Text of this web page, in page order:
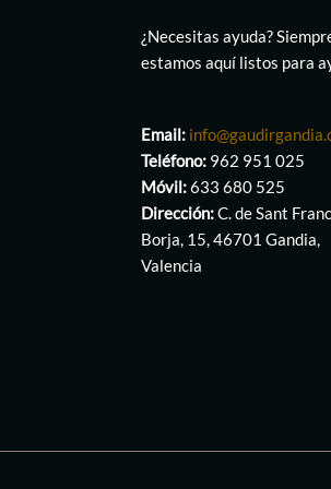
¿Necesitas ayuda?
estamos aquí listos para
Email:
Teléfono: 962 951 025
Móvil:633 680 525
Dirección:C. de Sant
Borja, 15, 46701 Gandia,
Valencia